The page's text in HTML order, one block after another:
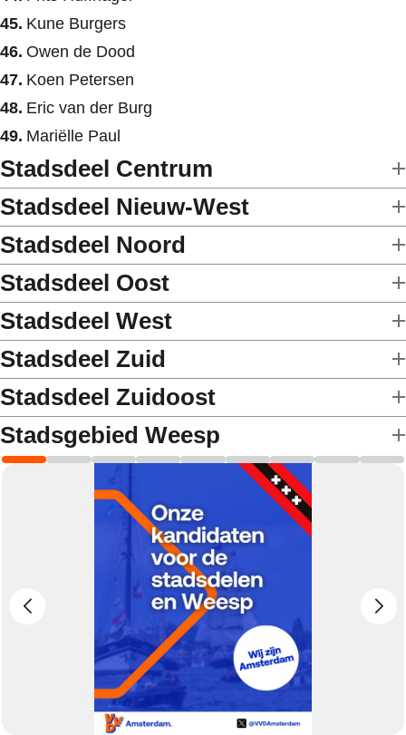
Kune Burgers
Owen de Dood
Koen Petersen
Eric van der Burg
Mariëlle Paul
Stadsdeel Centrum
Stadsdeel Nieuw-West
Stadsdeel Noord
Stadsdeel Oost
Stadsdeel West
Stadsdeel Zuid
Stadsdeel Zuidoost
Stadsgebied Weesp